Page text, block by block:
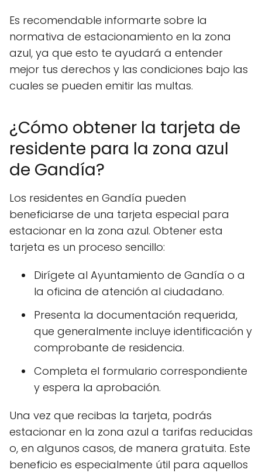
Es recomendable informarte sobre la
normativa de estacionamiento en la zona
azul, ya que esto te ayudará a entender
mejor tus derechos y las condiciones bajo las
cuales se pueden emitir las multas.
¿Cómo obtener la tarjeta de
residente para la zona azul
de Gandía?
Los residentes en Gandía pueden
beneficiarse de una tarjeta especial para
estacionar en la zona azul. Obtener esta
tarjeta es un proceso sencillo:
Dirígete al Ayuntamiento de Gandía o a
la oficina de atención al ciudadano.
Presenta la documentación requerida,
que generalmente incluye identificación y
comprobante de residencia.
Completa el formulario correspondiente
y espera la aprobación.
Una vez que recibas la tarjeta, podrás
estacionar en la zona azul a tarifas reducidas
o, en algunos casos, de manera gratuita. Este
beneficio es especialmente útil para aquellos